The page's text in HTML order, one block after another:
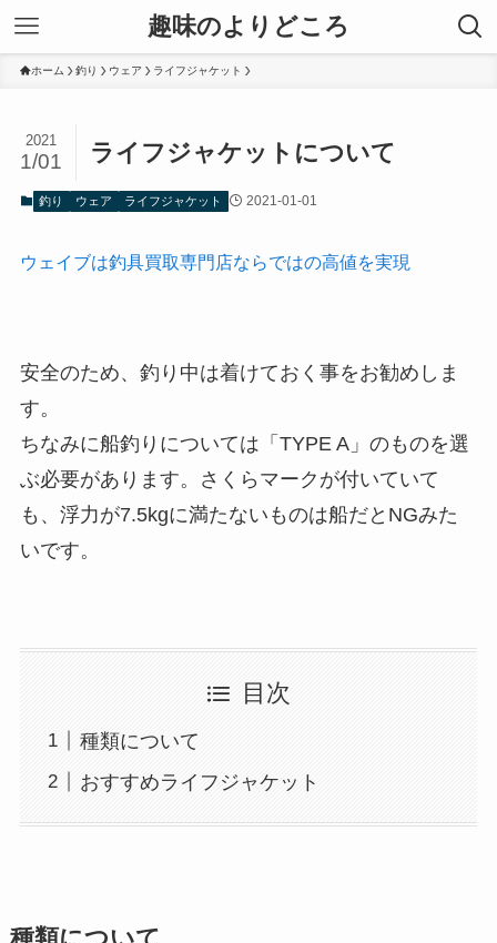
趣味のよりどころ
ホーム 釣り ウェア ライフジャケット
ライフジャケットについて
2021
1/01
釣り ウェア ライフジャケット 2021-01-01
ウェイブは釣具買取専門店ならではの高値を実現
安全のため、釣り中は着けておく事をお勧めしま
す。
ちなみに船釣りについては「TYPE A」のものを選
ぶ必要があります。さくらマークが付いていて
も、浮力が7.5kgに満たないものは船だとNGみた
いです。
目次
種類について
おすすめライフジャケット